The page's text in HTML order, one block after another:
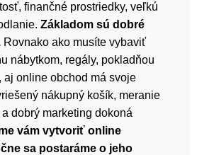
finančné prostriedky, veľkú
Základom sú dobré
Rovnako ako musíte vybaviť
nábytkom, regály, pokladňou
aj online obchod má svoje
nákupný košík, meranie
dobrý marketing dokoná
vám vytvoriť online
sa postaráme o jeho